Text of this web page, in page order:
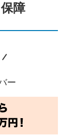
障
ー